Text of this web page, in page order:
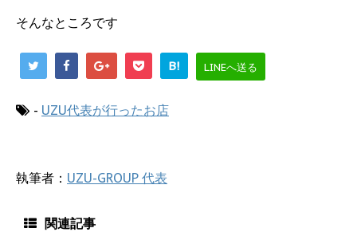
そんなところです
B! LINEへ送る
- UZU代表が行ったお店
執筆者： UZU-GROUP 代表
関連記事